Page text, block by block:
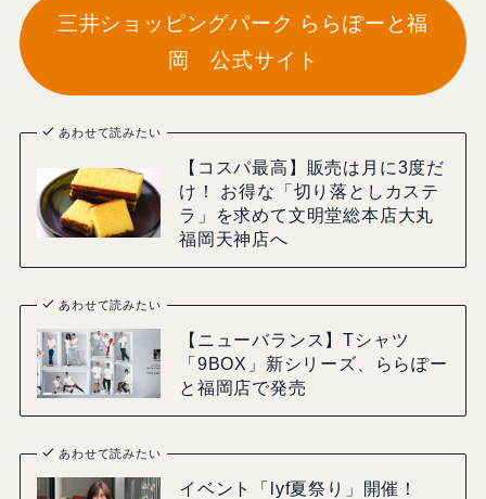
三井ショッピングパーク ららぽーと福
岡 公式サイト
あわせて読みたい
【コスパ最高】販売は月に3度だ
け！ お得な「切り落としカステ
ラ」を求めて文明堂総本店大丸
福岡天神店へ
あわせて読みたい
【ニューバランス】Tシャツ
「9BOX」新シリーズ、ららぽー
と福岡店で発売
あわせて読みたい
イベント「lyf夏祭り」開催！